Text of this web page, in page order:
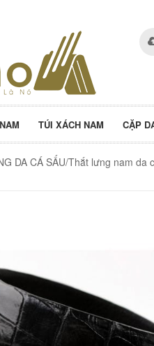
TÚI XÁCH NAM CẶP
DA CÁ SẤU/Thắt lưng nam da